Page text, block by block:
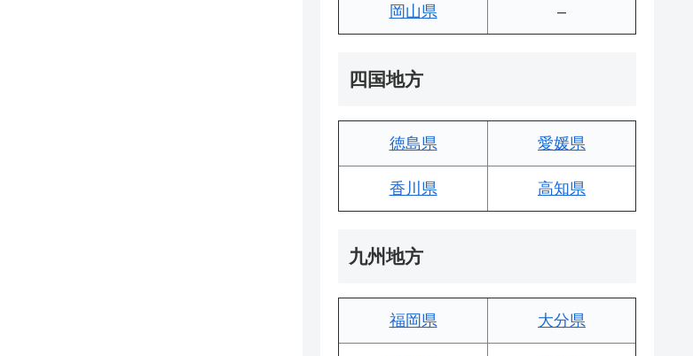
岡山県 –
四国地方
徳島県 愛媛県
香川県 高知県
九州地方
福岡県 大分県